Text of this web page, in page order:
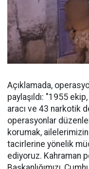
Açıklamada,
paylaşıldı: "1955
aracı ve 43 narkotik
operasyonlar
korumak,
tacirlerine yönelik
ediyoruz. Kahraman